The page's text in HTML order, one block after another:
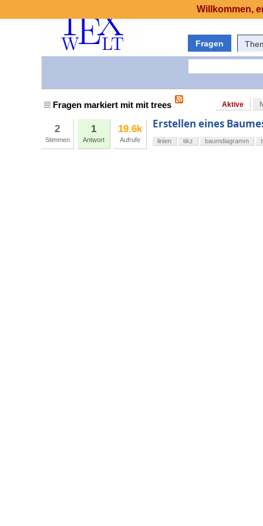
Fragen
Fragen markiert mit mit trees Aktive
2
Stimmen
1
Antwort
19.6k
Aufrufe
Erstellen eines
linien tikz baumdiagramm
Willkommen,